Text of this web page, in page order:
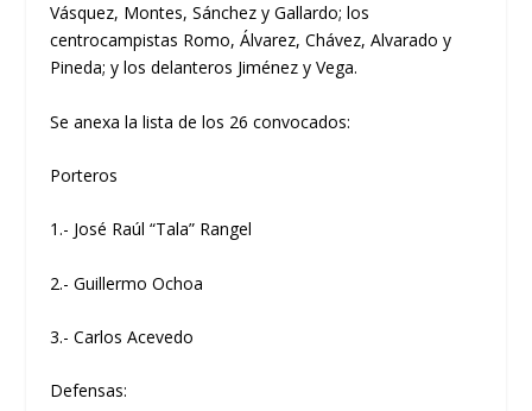
Vásquez, Montes, Sánchez y Gallardo; los
centrocampistas Romo, Álvarez, Chávez, Alvarado y
Pineda; y los delanteros Jiménez y Vega.
Se anexa la lista de los 26 convocados:
Porteros
1.- José Raúl “Tala” Rangel
2.- Guillermo Ochoa
3.- Carlos Acevedo
Defensas: